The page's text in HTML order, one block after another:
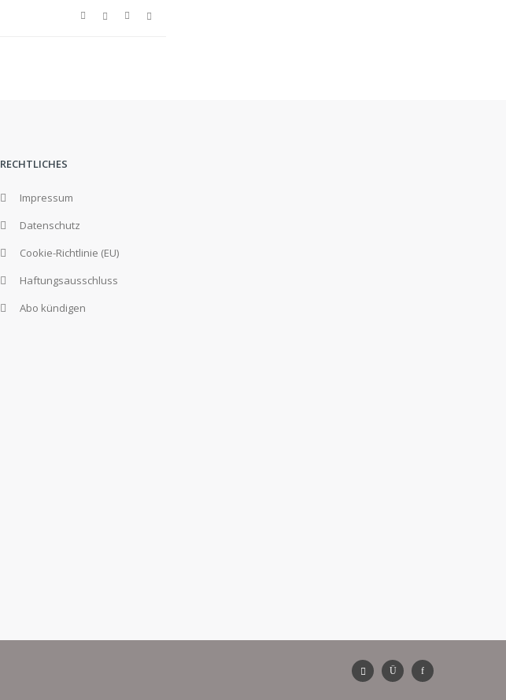
RECHTLICHES
Impressum
Datenschutz
Cookie-Richtlinie (EU)
Haftungsausschluss
Abo kündigen